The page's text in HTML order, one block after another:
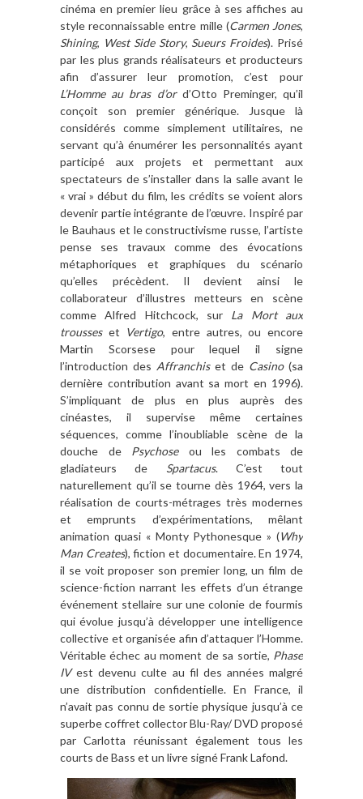
cinéma en premier lieu grâce à ses affiches au
style reconnaissable entre mille (Carmen Jones,
Shining, West Side Story, Sueurs Froides). Prisé
par les plus grands réalisateurs et producteurs
afin d’assurer leur promotion, c’est pour
L’Homme au bras d’ord’Otto Preminger, qu’il
conçoit son premier générique. Jusque là
considérés comme simplement utilitaires, ne
servant qu’à énumérer les personnalités ayant
participé aux projets et permettant aux
spectateurs de s’installer dans la salle avant le
« vrai » début du film, les crédits se voient alors
devenir partie intégrante de l’œuvre. Inspiré par
le Bauhaus et le constructivisme russe, l’artiste
pense ses travaux comme des évocations
métaphoriques et graphiques du scénario
qu’elles précèdent. Il devient ainsi le
collaborateur d’illustres metteurs en scène
comme Alfred Hitchcock, sur La Mort aux
trousseset Vertigo, entre autres, ou encore
Martin Scorsese pour lequel il signe
l’introduction des Affranchiset de Casino(sa
dernière contribution avant sa mort en 1996).
S’impliquant de plus en plus auprès des
cinéastes, il supervise même certaines
séquences, comme l’inoubliable scène de la
douche de Psychoseou les combats de
gladiateurs de Spartacus. C’est tout
naturellement qu’il se tourne dès 1964, vers la
réalisation de courts-métrages très modernes
et emprunts d’expérimentations, mêlant
animation quasi « Monty Pythonesque » (Why
Man Creates), fiction et documentaire. En 1974,
il se voit proposer son premier long, un film de
science-fiction narrant les effets d’un étrange
événement stellaire sur une colonie de fourmis
qui évolue jusqu’à développer une intelligence
collective et organisée afin d’attaquer l’Homme.
Véritable échec au moment de sa sortie, Phase
IVest devenu culte au fil des années malgré
une distribution confidentielle. En France, il
n’avait pas connu de sortie physique jusqu’à ce
superbe coffret collector Blu-Ray/ DVD proposé
par Carlotta réunissant également tous les
courts de Bass et un livre signé Frank Lafond.